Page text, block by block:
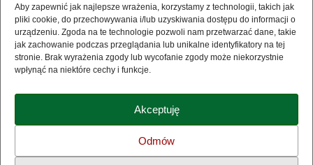
Aby zapewnić jak najlepsze wrażenia, korzystamy z technologii, takich jak
pliki cookie, do przechowywania i/lub uzyskiwania dostępu do informacji o
urządzeniu. Zgoda na te technologie pozwoli nam przetwarzać dane, takie
jak zachowanie podczas przeglądania lub unikalne identyfikatory na tej
stronie. Brak wyrażenia zgody lub wycofanie zgody może niekorzystnie
wpłynąć na niektóre cechy i funkcje.
Akceptuję
Odmów
osobowych w związku z usługą Newsletter i potwierdzam
zapoznanie się z jej regulaminem (dostępny poniżej) i polityką
bezpieczeństwa biblioteki (dostępna poniżej). Dokumenty
otwierają się w nowym oknie.
Polityka prywatności
Regulamin Newsletter